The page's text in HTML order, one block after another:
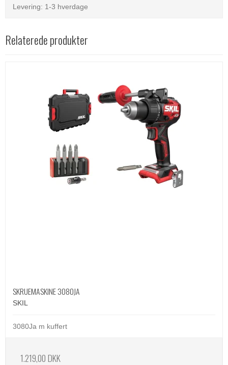
Levering: 1-3 hverdage
Relaterede produkter
SKRUEMASKINE 3080JA
SKIL
3080Ja m kuffert
1.219,00 DKK